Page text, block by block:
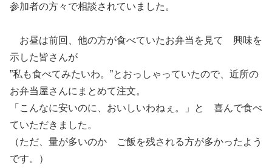
参加者の方々で相談されていました。
お昼は前回、他の方が食べていたお弁当を見て 興味を
示した皆さんが
”私も食べてみたいわ。”とおっしゃっていたので、 近所の
お弁当屋さんにまとめて注文。
「こんなに安いのに、おいしいわねぇ。」
と 喜んで食べ
ていただきました。
（ただ、量が多いのか ご飯を残される方が多かったよう
です。）